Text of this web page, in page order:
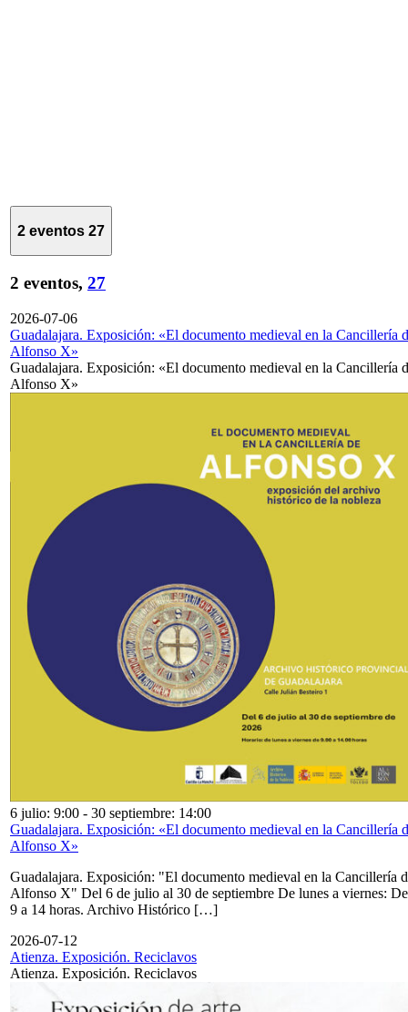
2 eventos 27
2 eventos, 27
2026-07-06
Guadalajara. Exposición: «El documento medieval en la Cancillería
Alfonso X»
Guadalajara. Exposición: «El documento medieval en la Cancillería
Alfonso X»
6 julio: 9:00 - 30 septiembre: 14:00
Guadalajara. Exposición: «El documento medieval en la Cancillería
Alfonso X»
Guadalajara. Exposición: "El documento medieval en la Cancillería
Alfonso X" Del 6 de julio al 30 de septiembre De lunes a viernes: De
9 a 14 horas. Archivo Histórico […]
2026-07-12
Atienza. Exposición. Reciclavos
Atienza. Exposición. Reciclavos